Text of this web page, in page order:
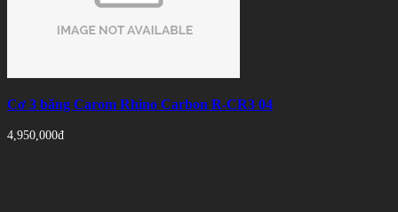
Cơ 3 băng Carom Rhino Carbon R-CR3 04
4,950,000đ